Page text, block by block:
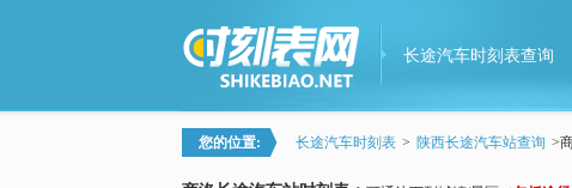
长途汽车时刻表查询
您的位置: 长途汽车时刻表 > 陕西长途汽车站查询 >